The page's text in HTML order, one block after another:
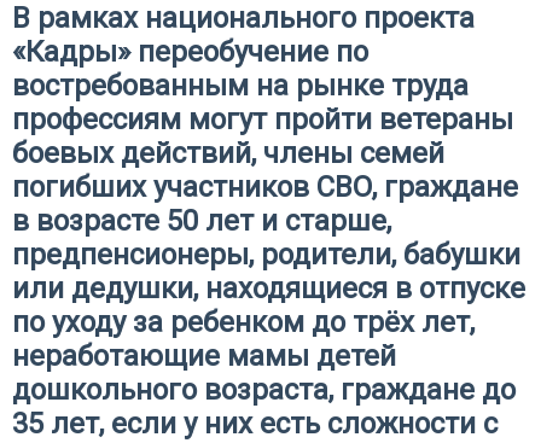
В рамках национального проекта
«Кадры» переобучение по
востребованным на рынке труда
профессиям могут пройти ветераны
боевых действий, члены семей
погибших участников СВО, граждане
в возрасте 50 лет и старше,
предпенсионеры, родители, бабушки
или дедушки, находящиеся в отпуске
по уходу за ребенком до трёх лет,
неработающие мамы детей
дошкольного возраста, граждане до
35 лет, если у них есть сложности с